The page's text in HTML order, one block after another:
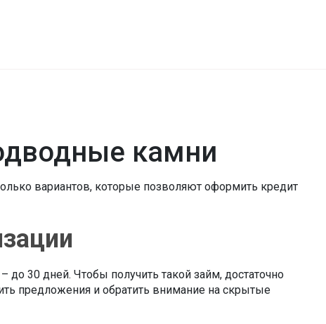
камни
вариантов, которые позволяют оформить кредит
30 дней. Чтобы получить такой займ, достаточно
предложения и обратить внимание на скрытые